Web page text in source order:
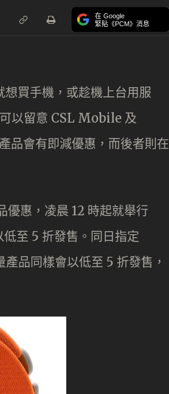
在 Google
緊貼《PCM》消息
買手機，或趁機上台用服
以留意 CSL Mobile 及
品會有即減優惠，而後者則在
優惠，凌晨 12 時起就舉行
至 5 折發售。同日指定
品同樣會以低至 5 折發售，